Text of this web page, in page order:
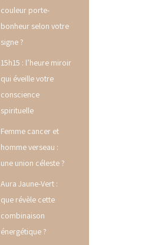
couleur porte-
bonheur selon votre
signe ?
15h15 : l’heure miroir
qui éveille votre
conscience
spirituelle
Femme cancer et
homme verseau :
une union céleste ?
Aura Jaune-Vert :
que révèle cette
combinaison
énergétique ?